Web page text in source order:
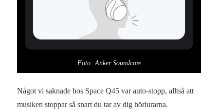
Foto: Anker Soundcore
Något vi saknade hos Space Q45 var auto-stopp, alltså att
musiken stoppar så snart du tar av dig hörlurarna.